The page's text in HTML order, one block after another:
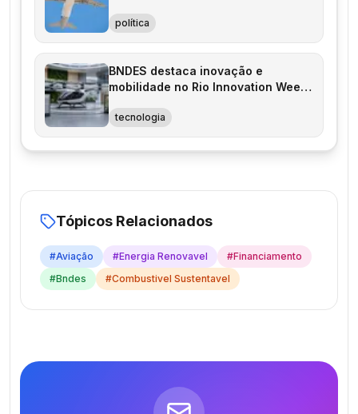
política
BNDES destaca inovação e
mobilidade no Rio Innovation Week
tecnologia
Tópicos Relacionados
#Aviação #Energia Renovavel #Financiamento
#Bndes #Combustivel Sustentavel